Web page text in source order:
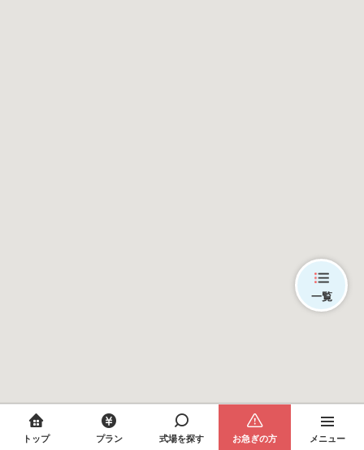
一覧
トップ プラン 式場を探す お急ぎの方 メニュー